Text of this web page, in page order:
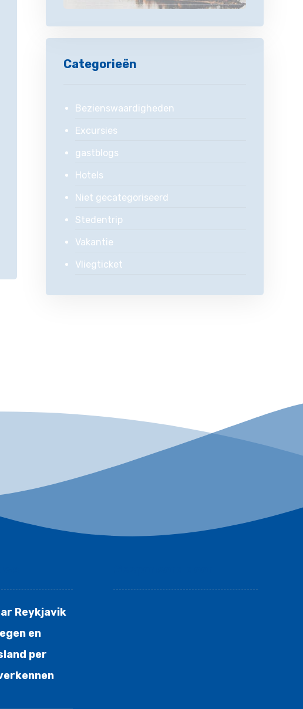
Categorieën
Bezienswaardigheden
Excursies
gastblogs
Hotels
Niet gecategoriseerd
Stedentrip
Vakantie
Vliegticket
Reykjavik
en
per